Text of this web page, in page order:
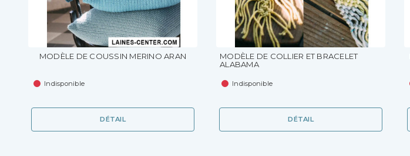
MODÈLE DE COUSSIN MERINO ARAN
Indisponible
DÉTAIL
MODÈLE DE COLLIER ET BRACELET
ALABAMA
Indisponible
DÉTAIL